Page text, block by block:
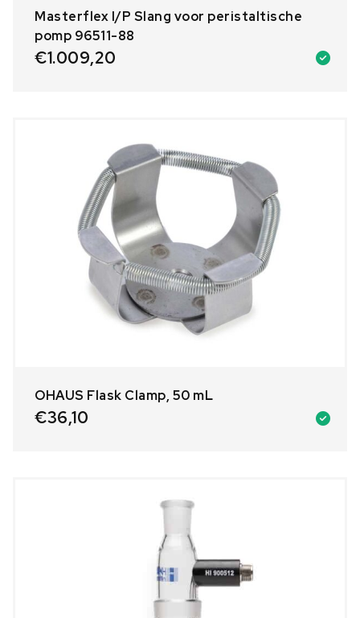
Masterflex I/P Slang voor peristaltische
pomp 96511-88
€1.009,20
OHAUS Flask Clamp, 50 mL
€36,10